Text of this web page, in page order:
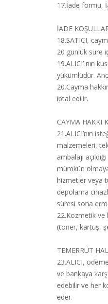
17.İade formu,
İADE
18.SATICI,
20 günlük süre
19.ALICI’ nın
yükümlüdür.
20.Cayma
iptal edilir.
CAYMA HAKKI
21.ALICI’nın
malzemeleri,
ambalajı
mümkün
hizmetler veya
depolama
süresi sona
22.Kozmetik ve
(toner, kartuş,
TEMERRÜT
23.ALICI,
ve bankaya
edebilir ve her
eder.